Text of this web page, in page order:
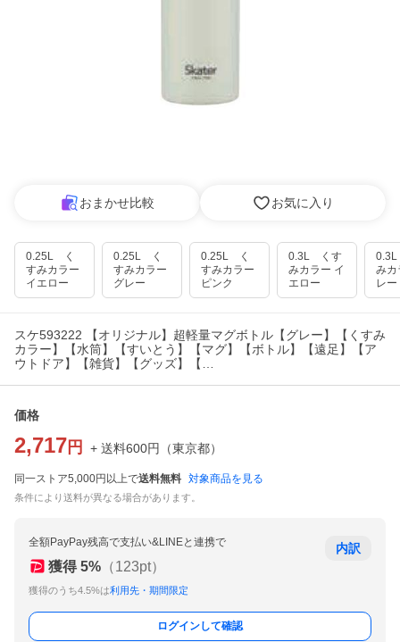
おまかせ比較 お気に入り
0.25L く
すみカラー
イエロー
0.25L く
すみカラー
グレー
0.25L く
すみカラー
ピンク
0.3L くす
みカラー イ
エロー
みカ
レー
スケ593222 【オリジナル】超軽量マグボトル【グレー】【くすみ
カラー】【水筒】【すいとう】【マグ】【ボトル】【遠足】【ア
ウトドア】【雑貨】【グッズ】【…
価格
2,717 円 + 送料600円 （東京都）
同一ストア5,000円以上で送料無料 対象商品を見る
条件により送料が異なる場合があります。
全額PayPay残高で支払い&LINEと連携で
獲得 5% （123pt）
獲得のうち4.5%は利用先・期間限定
内訳
ログインして確認